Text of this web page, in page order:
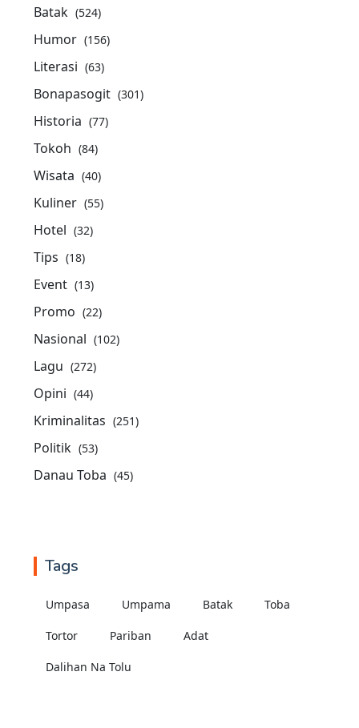
Batak (524)
Humor (156)
Literasi (63)
Bonapasogit (301)
Historia (77)
Tokoh (84)
Wisata (40)
Kuliner (55)
Hotel (32)
Tips (18)
Event (13)
Promo (22)
Nasional (102)
Lagu (272)
Opini (44)
Kriminalitas (251)
Politik (53)
Danau Toba (45)
Tags
Umpasa Umpama Batak Toba
Tortor Pariban Adat
Dalihan Na Tolu